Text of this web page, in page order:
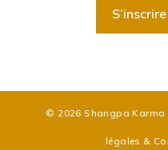
© 2026 Shangpa Karma
légales &